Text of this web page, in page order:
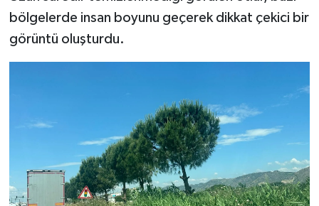
bölgelerde insan boyunu geçerek dikkat çekici bir
görüntü oluşturdu.